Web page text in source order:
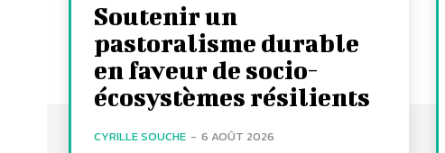
Soutenir un
pastoralisme durable
en faveur de socio-
écosystèmes résilients
CYRILLE SOUCHE - 6 AOÛT 2026